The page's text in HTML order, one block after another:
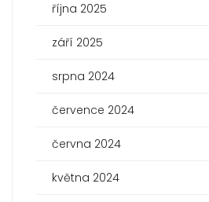
října 2025
září 2025
srpna 2024
července 2024
června 2024
května 2024